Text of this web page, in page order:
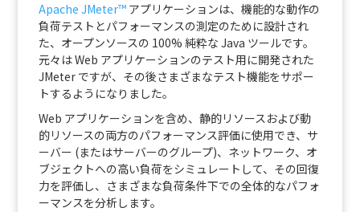
Apache JMeter™アプリケーションは、機能的な動作の
負荷テストとパフォーマンスの測定のために設計され
た、オープンソースの 100% 純粋な Java ツールです。
元々は Web アプリケーションのテスト用に開発された
JMeter ですが、その後さまざまなテスト機能をサポー
トするようになりました。
Web アプリケーションを含め、静的リソースおよび動
的リソースの両方のパフォーマンス評価に使用でき、サ
ーバー (またはサーバーのグループ)、ネットワーク、オ
ブジェクトへの高い負荷をシミュレートして、その回復
力を評価し、さまざまな負荷条件下での全体的なパフォ
ーマンスを分析します。